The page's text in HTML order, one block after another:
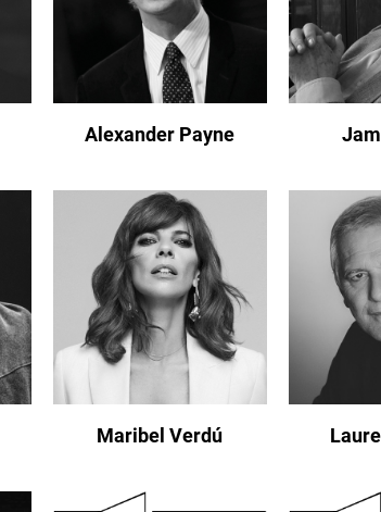
Alexander Payne
Maribel Verdú